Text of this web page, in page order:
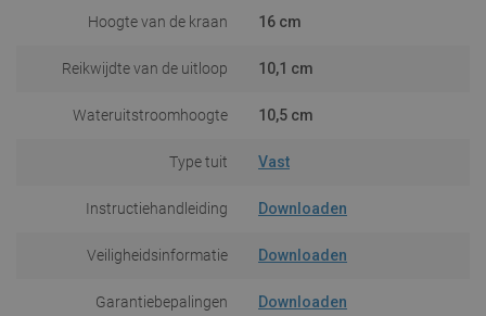
Hoogte van de kraan 16 cm
Reikwijdte van de uitloop 10,1 cm
Wateruitstroomhoogte 10,5 cm
Type tuit Vast
Instructiehandleiding Downloaden
Veiligheidsinformatie Downloaden
Garantiebepalingen Downloaden